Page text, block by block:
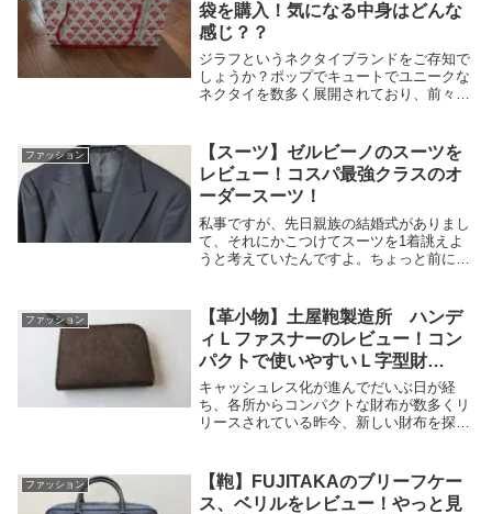
袋を購入！気になる中身はどんな
感じ？？
ジラフというネクタイブランドをご存知で
しょうか？ポップでキュートでユニークな
ネクタイを数多く展開されており、前々か
折にネクタイ1本ちょっとくらいの値段で3
本入ってい...
ファッション
【スーツ】ゼルビーノのスーツを
レビュー！コスパ最強クラスのオ
ーダースーツ！
私事ですが、先日親族の結婚式がありまし
て、それにかこつけてスーツを1着誂えよ
うと考えていたんですよ。ちょっと前にも
いんですけどね。というわけで、評判がい
いと噂のゼル...
ファッション
【革小物】土屋鞄製造所 ハンデ
ィＬファスナーのレビュー！コン
パクトで使いやすいＬ字型財
布！！
キャッシュレス化が進んでだいぶ日が経
ち、各所からコンパクトな財布が数多くリ
リースされている昨今、新しい財布を探し
しているのですが、個人的に使い勝手がい
いと感じるのが...
ファッション
【鞄】FUJITAKAのブリーフケー
ス、ベリルをレビュー！やっと見